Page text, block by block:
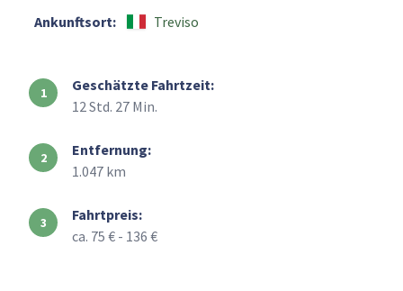
Ankunftsort:
Treviso
Geschätzte Fahrtzeit:
12 Std. 27 Min.
Entfernung:
1.047 km
Fahrtpreis:
ca. 75 € - 136 €